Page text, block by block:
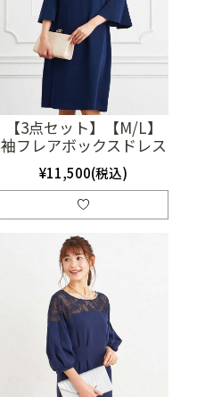
【3点セット】【M/L】
袖フレアボックスドレス
（ネイビー）(SET3188)
¥11,500(税込)